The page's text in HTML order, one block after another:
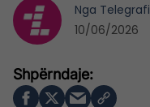
Nga Telegrafi
10/06/2026